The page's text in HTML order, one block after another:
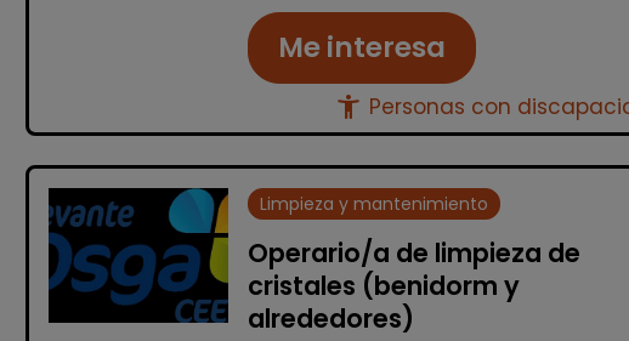
Me interesa
accessibility_new Personas con
Limpieza y mantenimiento
Operario/a de limpieza de
cristales (benidorm y
alrededores)